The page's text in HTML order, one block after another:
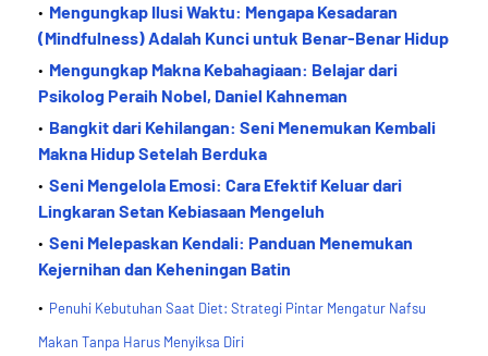
Mengungkap Ilusi Waktu: Mengapa Kesadaran
(Mindfulness) Adalah Kunci untuk Benar-Benar Hidup
Mengungkap Makna Kebahagiaan: Belajar dari
Psikolog Peraih Nobel, Daniel Kahneman
Bangkit dari Kehilangan: Seni Menemukan Kembali
Makna Hidup Setelah Berduka
Seni Mengelola Emosi: Cara Efektif Keluar dari
Lingkaran Setan Kebiasaan Mengeluh
Seni Melepaskan Kendali: Panduan Menemukan
Kejernihan dan Keheningan Batin
Penuhi Kebutuhan Saat Diet: Strategi Pintar Mengatur Nafsu
Makan Tanpa Harus Menyiksa Diri